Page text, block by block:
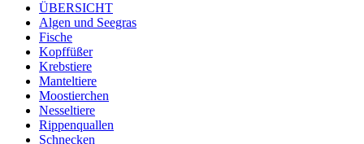
ÜBERSICHT
Algen und Seegras
Fische
Kopffüßer
Krebstiere
Manteltiere
Moostierchen
Nesseltiere
Rippenquallen
Schnecken